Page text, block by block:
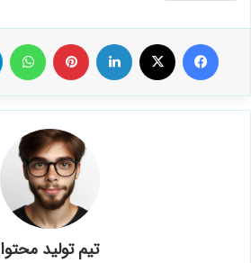
فیس بوک لینکدین ‫پین‌ترست
تیم تولید محتوا